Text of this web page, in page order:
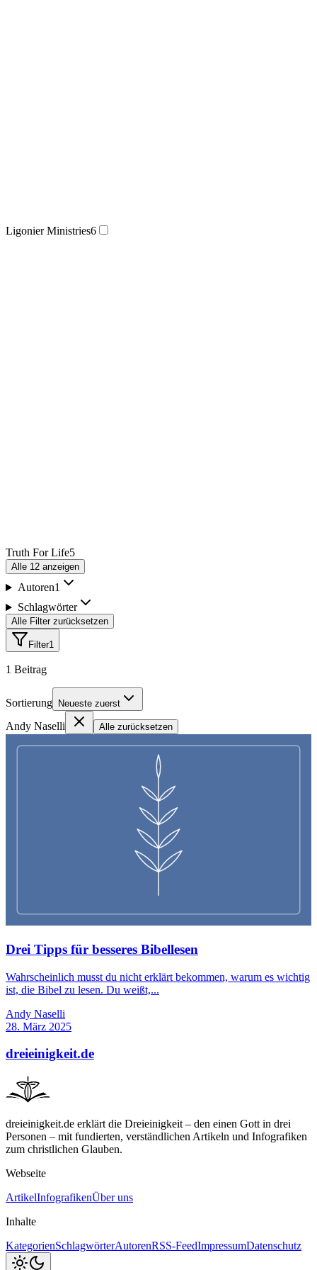
Ligonier Ministries6
Truth For Life5
Alle 12 anzeigen
Autoren1
Schlagwörter
Alle Filter zurücksetzen
Filter1
1 Beitrag
Sortierung Neueste zuerst
Andy Naselli Alle zurücksetzen
Drei Tipps für besseres Bibellesen
Wahrscheinlich musst du nicht erklärt bekommen, warum es wichtig
ist, die Bibel zu lesen. Du weißt,...
Andy Naselli
28. März 2025
dreieinigkeit.de
dreieinigkeit.de erklärt die Dreieinigkeit – den einen Gott in drei
Personen – mit fundierten, verständlichen Artikeln und Infografiken
zum christlichen Glauben.
Webseite
ArtikelInfografikenÜber uns
Inhalte
KategorienSchlagwörterAutorenRSS-FeedImpressumDatenschutz